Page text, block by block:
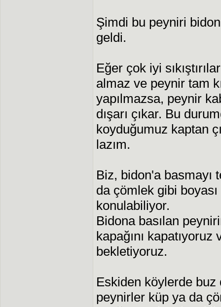
Şimdi bu peyniri
geldi.
Eğer çok iyi
almaz ve peynir tam
yapılmazsa, peynir
dışarı çıkar. Bu
koyduğumuz kaptan
lazım.
Biz, bidon'a basmayı
da çömlek gibi boyası
konulabiliyor.
Bidona basılan
kapağını
bekletiyoruz.
Eskiden köylerde buz
peynirler küp ya da